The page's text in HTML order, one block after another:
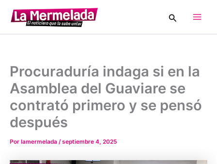
contenido
Buscar
Procuraduría indaga si en la
Asamblea del Guaviare se
contrató primero y se pensó
después
Por lamermelada /septiembre 4, 2025